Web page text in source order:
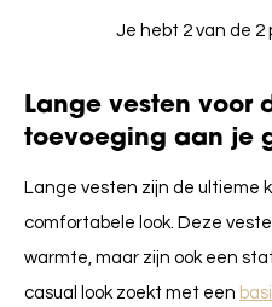
Je hebt 2 van de 2
Lange vesten voor
toevoeging aan je
Lange vesten zijn de ultieme
comfortabele look. Deze
warmte, maar zijn ook een
casual look zoekt met een